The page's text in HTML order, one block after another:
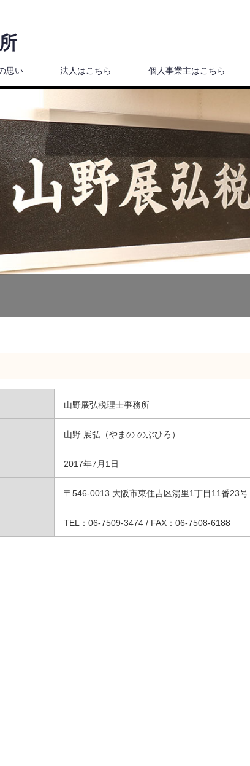
思い 法人はこちら 個人事業主はこちら
山野展弘税理士事務所
山野 展弘（やまの のぶひろ）
2017年7月1日
〒546-0013 大阪市東住吉区湯里1丁目11番23号
TEL：06-7509-3474 / FAX：06-7508-6188